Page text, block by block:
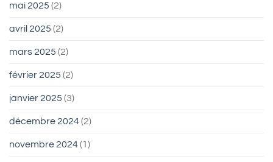
mai 2025 (2)
avril 2025 (2)
mars 2025 (2)
février 2025 (2)
janvier 2025 (3)
décembre 2024(2)
novembre 2024(1)